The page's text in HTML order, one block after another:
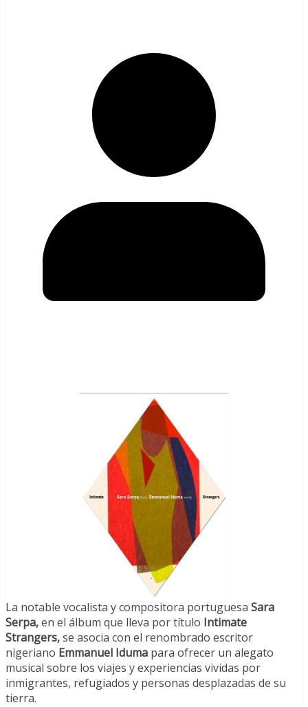
La notable vocalista y compositora portuguesa Sara
Serpa,en el álbum que lleva por título Intimate
Strangers,se asocia con el renombrado escritor
nigeriano Emmanuel Iduma para ofrecer un alegato
musical sobre los viajes y experiencias vividas por
inmigrantes, refugiados y personas desplazadas de su
tierra.